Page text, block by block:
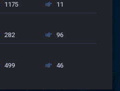
1175 11
282 96
499 46